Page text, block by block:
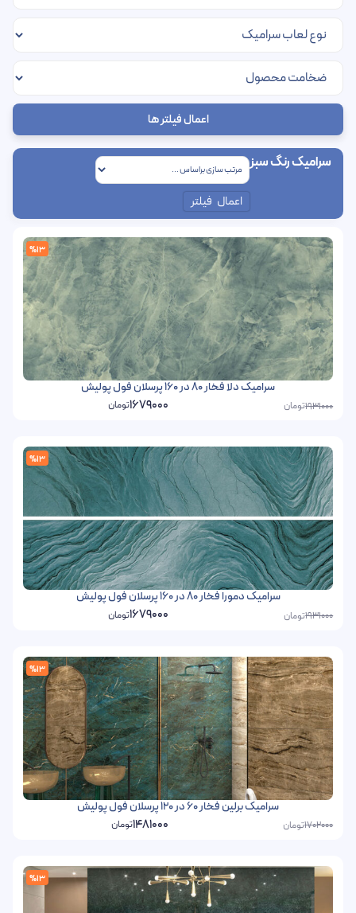
اعمال فیلتر ها
سرامیک رنگ سبز
اعمال فیلتر
%13
سرامیک دلا فخار 80 در 160 پرسلان فول پولیش
1931000تومان 1679000تومان
%13
سرامیک دمورا فخار 80 در 160 پرسلان فول پولیش
1931000تومان 1679000تومان
%13
سرامیک برلین فخار 60 در 120 پرسلان فول پولیش
1702000تومان 1481000تومان
%13